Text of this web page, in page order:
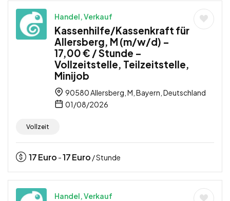
Handel, Verkauf
Kassenhilfe/Kassenkraft für
Allersberg, M (m/w/d) –
17,00 € / Stunde –
Vollzeitstelle, Teilzeitstelle,
Minijob
90580 Allersberg, M, Bayern, Deutschland
01/08/2026
Vollzeit
17Euro -17Euro / Stunde
Handel, Verkauf